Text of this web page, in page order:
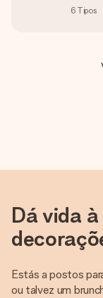
6 Tipos
Dá vida
Estás a postos
ou talvez um